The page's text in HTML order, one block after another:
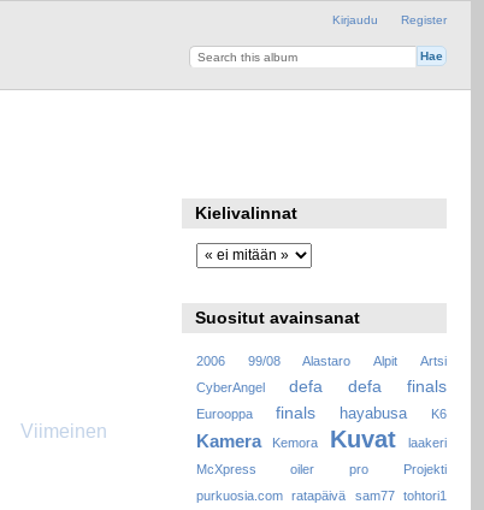
Kirjaudu Register
Viimeinen
Kielivalinnat
Suositut avainsanat
2006 99/08 Alastaro Alpit
Artsi
CyberAngel
defa defa finals
Eurooppa finals hayabusa K6
Kamera Kemora Kuvat
laakeri
McXpress
oiler pro
Projekti
purkuosia.com
ratapäivä sam77
tohtori1